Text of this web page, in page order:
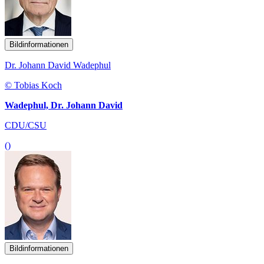
Bildinformationen
Dr. Johann David Wadephul
© Tobias Koch
Wadephul, Dr. Johann David
CDU/CSU
()
Bildinformationen